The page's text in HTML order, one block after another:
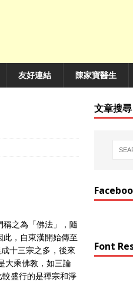
友好連結 陳家寶醫生
之為「佛法」，隨
，自東漢開始傳至
十三宗之多，後來
大乘佛教，如三論
盛行的是禪宗和淨
文章搜尋
Font